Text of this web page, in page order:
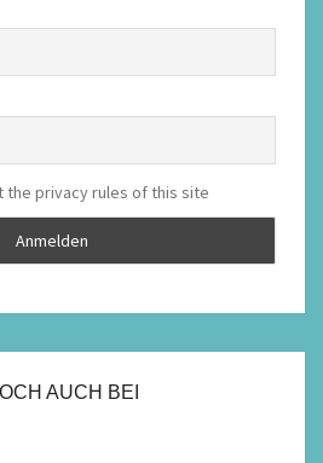
the privacy rules of this site
AUCH BEI